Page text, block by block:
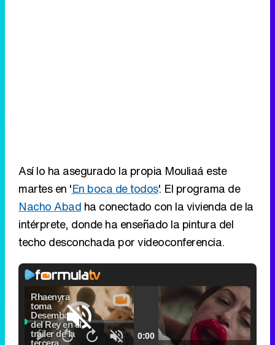
Así lo ha asegurado la propia Mouliaá este
martes en 'En boca de todos'. El programa de
Nacho Abad ha conectado con la vivienda de la
intérprete, donde ha enseñado la pintura del
techo desconchada por videoconferencia.
Pause
Seek
Seek
Unmute Current
0:00 / Duration
2:24
Loaded:
5.31%
Remaining
2:24
Picture-
in-